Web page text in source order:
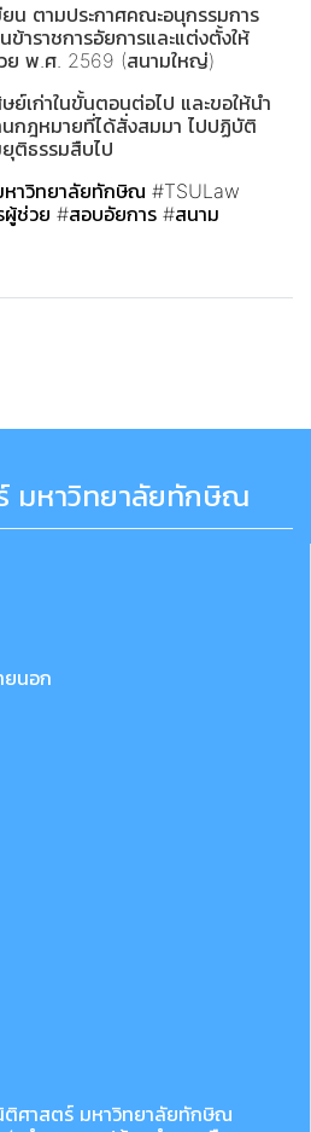
น ตามประกาศคณะอนุกรรมการ
าราชการอัยการและแต่งตั้งให้
ย พ.ศ. 2569 (สนามใหญ่)
ย์เก่าในขั้นตอนต่อไป และขอให้นำ
กฎหมายที่ได้สั่งสมมา ไปปฏิบัติ
ยุติธรรมสืบไป
าวิทยาลัยทักษิณ #TSULaw
ผู้ช่วย #สอบอัยการ #สนาม
มหาวิทยาลัยทักษิณ
ยนอก
ติศาสตร์ มหาวิทยาลัยทักษิณ